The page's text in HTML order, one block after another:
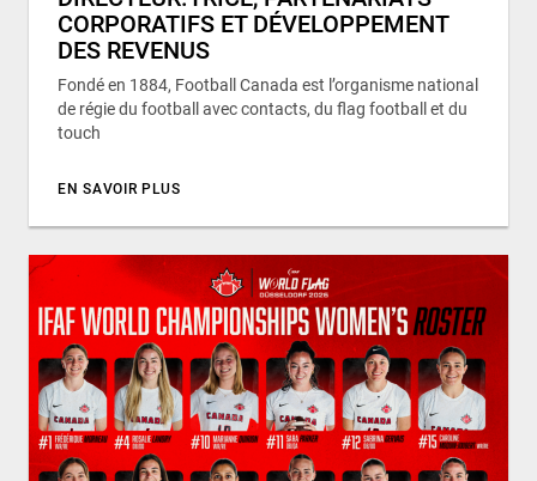
CORPORATIFS ET DÉVELOPPEMENT
DES REVENUS
Fondé en 1884, Football Canada est l’organisme national
de régie du football avec contacts, du flag football et du
touch
EN SAVOIR PLUS